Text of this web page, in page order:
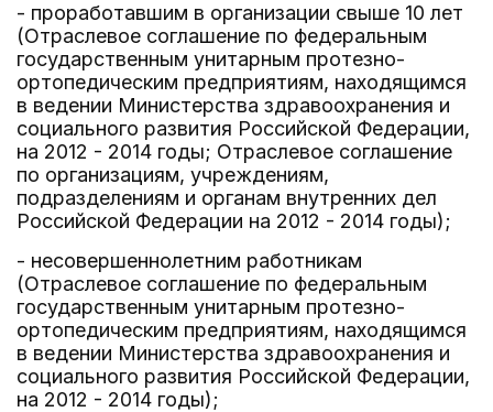
- проработавшим в организации свыше 10 лет
(Отраслевое соглашение по федеральным
государственным унитарным протезно-
ортопедическим предприятиям, находящимся
в ведении Министерства здравоохранения и
социального развития Российской Федерации,
на 2012 - 2014 годы; Отраслевое соглашение
по организациям, учреждениям,
подразделениям и органам внутренних дел
Российской Федерации на 2012 - 2014 годы);
- несовершеннолетним работникам
(Отраслевое соглашение по федеральным
государственным унитарным протезно-
ортопедическим предприятиям, находящимся
в ведении Министерства здравоохранения и
социального развития Российской Федерации,
на 2012 - 2014 годы);